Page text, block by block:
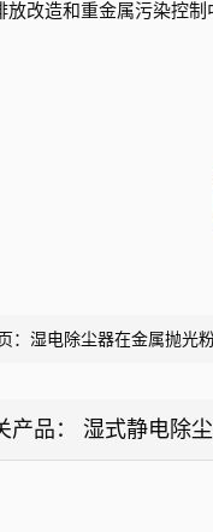
放改造和重金属污染控
： 湿电除尘器在金属抛光
产品： 湿式静电除